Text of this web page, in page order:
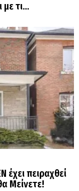
με τι…
έχει πειραχθεί
Μείνετε!